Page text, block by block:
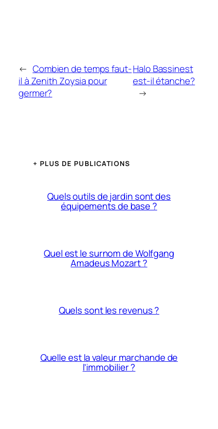
← Combien de temps faut-
il à Zenith Zoysia pour
germer?
Halo Bassinest
est-il étanche?
→
+ PLUS DE PUBLICATIONS
Quels outils de jardin sont des
équipements de base ?
Quel est le surnom de Wolfgang
Amadeus Mozart ?
Quels sont les revenus ?
Quelle est la valeur marchande de
l’immobilier ?